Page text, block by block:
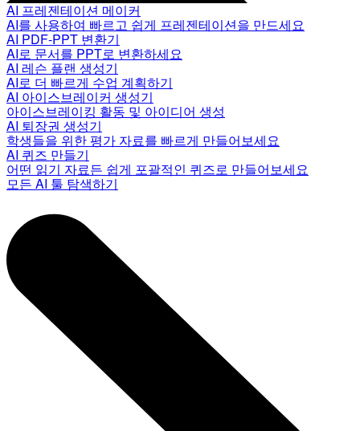
AI 프레젠테이션 메이커
AI를 사용하여 빠르고 쉽게 프레젠테이션을 만드세요
AI PDF-PPT 변환기
AI로 문서를 PPT로 변환하세요
AI 레슨 플랜 생성기
AI로 더 빠르게 수업 계획하기
AI 아이스브레이커 생성기
아이스브레이킹 활동 및 아이디어 생성
AI 퇴장권 생성기
학생들을 위한 평가 자료를 빠르게 만들어보세요
AI 퀴즈 만들기
어떤 읽기 자료든 쉽게 포괄적인 퀴즈로 만들어보세요
모든 AI 툴 탐색하기